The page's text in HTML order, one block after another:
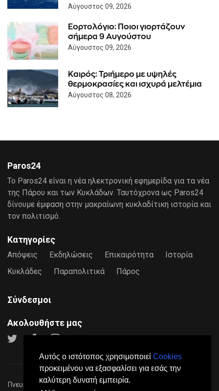
Αυτός ο ιστότοπος χρησιμοποιεί Cookies
προκειμένου να εξασφαλίσει για εσάς την
καλύτερη δυνατή εμπειρία.
Αύγουστος 09, 2026
Εορτολόγιο: Ποιοι γιορτάζουν
σήμερα 9 Αυγούστου
Αύγουστος 09, 2026
Καιρός: Τριήμερο με υψηλές
θερμοκρασίες και ισχυρά μελτέμια
Αύγουστος 08, 2026
Paros24
Το Paros24 είναι η νέα ηλεκτρονική εφημερίδα για τα νέα
της Πάρου και των Κυκλάδων. Ταυτόχρονα ως Paros24
δίνουμε έμφαση στην μακραίωνη κυκλαδίτικη ιστορία και
τον πολιτισμό.
Κατηγορίες
Απόψεις Εκδηλώσεις Επικαιρότητα
Ιστορία
Κυκλάδες
Παραπολιτικά Πάρος
Σύνδεσμοι
Ακολουθήστε μας
Πνευματικά Δικαιώματα © 2026Paros24